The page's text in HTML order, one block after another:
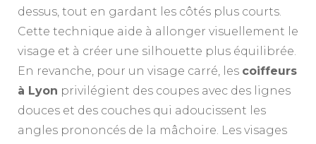
dessus, tout en gardant les côtés plus courts.
Cette technique aide à allonger visuellement le
visage et à créer une silhouette plus équilibrée.
En revanche, pour un visage carré, les coiffeurs
à Lyon privilégient des coupes avec des lignes
douces et des couches qui adoucissent les
angles prononcés de la mâchoire. Les visages